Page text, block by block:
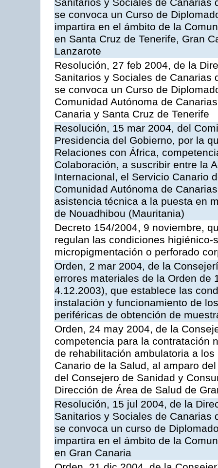
Sanitarios y Sociales de Canarias
se convoca un Curso de
impartira en el ámbito de la
en Santa Cruz de Tenerife, Gran
Lanzarote
Resolución, 27 feb 2004, de la
Sanitarios y Sociales de Canarias
se convoca un Curso de
Comunidad Autónoma de
Canaria y Santa Cruz de Tenerife
Resolución, 15 mar 2004, del
Presidencia del Gobierno, por la
Relaciones con África,
Colaboración, a suscribir entre la
Internacional, el Servicio Canario
Comunidad Autónoma de
asistencia técnica a la puesta en
de Nouadhibou (Mauritania)
Decreto 154/2004, 9 noviembre,
regulan las condiciones
micropigmentación o perforado
Orden, 2 mar 2004, de la
errores materiales de la Orden de
4.12.2003), que establece las
instalación y funcionamiento de
periféricas de obtención de
Orden, 24 may 2004, de la
competencia para la contratación
de rehabilitación ambulatoria a
Canario de la Salud, al amparo
del Consejero de Sanidad y
Dirección de Área de Salud de
Resolución, 15 jul 2004, de la
Sanitarios y Sociales de Canarias
se convoca un curso de
impartira en el ámbito de la
en Gran Canaria